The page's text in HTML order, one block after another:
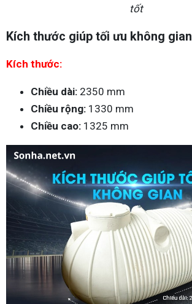
tốt
Kích thước giúp tối ưu không gian
Kích thước:
Chiều dài: 2350 mm
Chiều rộng: 1330 mm
Chiều cao: 1325 mm